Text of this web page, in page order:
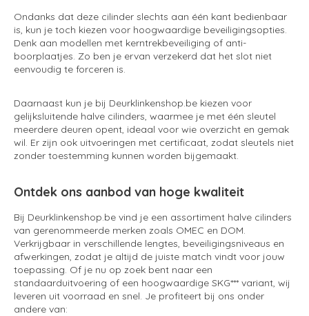
Ondanks dat deze cilinder slechts aan één kant bedienbaar
is, kun je toch kiezen voor hoogwaardige beveiligingsopties.
Denk aan modellen met kerntrekbeveiliging of anti-
boorplaatjes. Zo ben je ervan verzekerd dat het slot niet
eenvoudig te forceren is.
Daarnaast kun je bij Deurklinkenshop.be kiezen voor
gelijksluitende halve cilinders, waarmee je met één sleutel
meerdere deuren opent, ideaal voor wie overzicht en gemak
wil. Er zijn ook uitvoeringen met certificaat, zodat sleutels niet
zonder toestemming kunnen worden bijgemaakt.
Ontdek ons aanbod van hoge kwaliteit
Bij Deurklinkenshop.be vind je een assortiment halve cilinders
van gerenommeerde merken zoals OMEC en DOM.
Verkrijgbaar in verschillende lengtes, beveiligingsniveaus en
afwerkingen, zodat je altijd de juiste match vindt voor jouw
toepassing. Of je nu op zoek bent naar een
standaarduitvoering of een hoogwaardige SKG*** variant, wij
leveren uit voorraad en snel. Je profiteert bij ons onder
andere van: